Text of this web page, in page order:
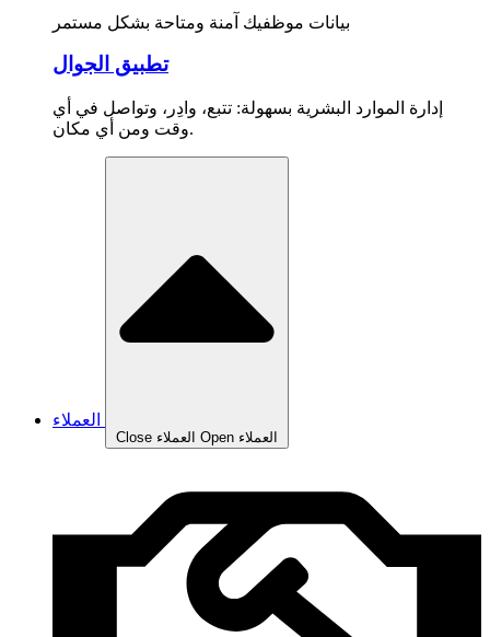
بيانات موظفيك آمنة ومتاحة بشكل مستمر
تطبيق الجوال
إدارة الموارد البشرية بسهولة: تتبع، وادِر، وتواصل في أي
وقت ومن أي مكان.
Close العملاء Open العملاء